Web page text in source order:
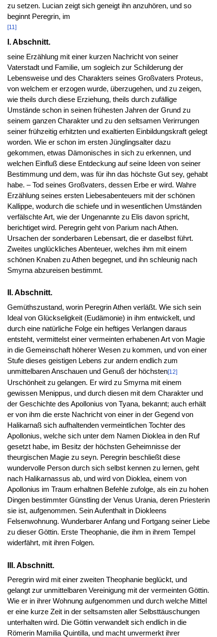
zu setzen. Lucian zeigt sich geneigt ihn anzuhören, und so
beginnt Peregrin, im
[11]
I. Abschnitt.
seine Erzählung mit einer kurzen Nachricht von seiner
Vaterstadt und Familie, um sogleich zur Schilderung der
Lebensweise und des Charakters seines Großvaters Proteus,
von welchem er erzogen wurde, überzugehen, und zu zeigen,
wie theils durch diese Erziehung, theils durch zufällige
Umstände schon in seinen frühesten Jahren der Grund zu
seinem ganzen Charakter und zu den seltsamen Verirrungen
seiner frühzeitig erhitzten und exaltierten Einbildungskraft gelegt
worden. Wie er schon im ersten Jünglingsalter dazu
gekommen, etwas Dämonisches in sich zu erkennen, und
welchen Einfluß diese Entdeckung auf seine Ideen von seiner
Bestimmung und dem, was für ihn das höchste Gut sey, gehabt
habe. – Tod seines Großvaters, dessen Erbe er wird. Wahre
Erzählung seines ersten Liebesabenteuers mit der schönen
Kallippe, wodurch die schiefe und in wesentlichen Umständen
verfälschte Art, wie der Ungenannte zu Elis davon spricht,
berichtiget wird. Peregrin geht von Parium nach Athen.
Ursachen der sonderbaren Lebensart, die er daselbst führt.
Zweites unglückliches Abenteuer, welches ihm mit einem
schönen Knaben zu Athen begegnet, und ihn schleunig nach
Smyrna abzureisen bestimmt.
II. Abschnitt.
Gemüthszustand, worin Peregrin Athen verläßt. Wie sich sein
Ideal von Glückseligkeit (Eudämonie) in ihm entwickelt, und
durch eine natürliche Folge ein heftiges Verlangen daraus
entsteht, vermittelst einer vermeinten erhabenen Art von Magie
in die Gemeinschaft höherer Wesen zu kommen, und von einer
Stufe dieses geistigen Lebens zur andern endlich zum
unmittelbaren Anschauen und Genuß der höchsten[12]
Urschönheit zu gelangen. Er wird zu Smyrna mit einem
gewissen Menippus, und durch diesen mit dem Charakter und
der Geschichte des Apollonius von Tyana, bekannt; auch erhält
er von ihm die erste Nachricht von einer in der Gegend von
Halikarnaß sich aufhaltenden vermeintlichen Tochter des
Apollonius, welche sich unter dem Namen Dioklea in den Ruf
gesetzt habe, im Besitz der höchsten Geheimnisse der
theurgischen Magie zu seyn. Peregrin beschließt diese
wundervolle Person durch sich selbst kennen zu lernen, geht
nach Halikarnassus ab, und wird von Dioklea, einem von
Apollonius im Traum erhaltnen Befehle zufolge, als ein zu hohen
Dingen bestimmter Günstling der Venus Urania, deren Priesterin
sie ist, aufgenommen. Sein Aufenthalt in Diokleens
Felsenwohnung. Wunderbarer Anfang und Fortgang seiner Liebe
zu dieser Göttin. Erste Theophanie, die ihm in ihrem Tempel
widerfährt, mit ihren Folgen.
III. Abschnitt.
Peregrin wird mit einer zweiten Theophanie beglückt, und
gelangt zur unmittelbaren Vereinigung mit der vermeinten Göttin.
Wie er in ihrer Wohnung aufgenommen und durch welche Mittel
er eine kurze Zeit in der seltsamsten aller Selbsttäuschungen
unterhalten wird. Die Göttin verwandelt sich endlich in die
Römerin Mamilia Quintilla, und macht unvermerkt ihrer